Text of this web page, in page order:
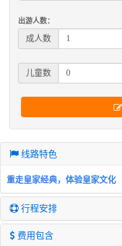
出游人数：
成人数
儿童数
线路特色
重走皇家经典，体验皇家文化
行程安排
费用包含